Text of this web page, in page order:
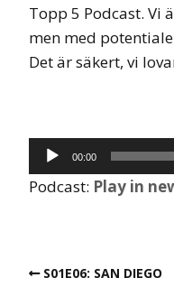
Topp 5 Podcast. Vi
men med
Det är säkert, vi
Ljudspelare
00:00
Podcast: Play in
S01E06: SAN DIEGO